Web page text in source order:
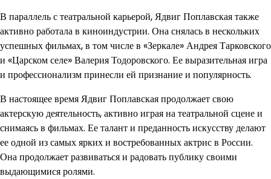
В параллель с театральной карьерой, Ядвиг Поплавская также
активно работала в киноиндустрии. Она снялась в нескольких
успешных фильмах, в том числе в «Зеркале» Андрея Тарковского
и «Царском селе» Валерия Тодоровского. Ее выразительная игра
и профессионализм принесли ей признание и популярность.
В настоящее время Ядвиг Поплавская продолжает свою
актерскую деятельность, активно играя на театральной сцене и
снимаясь в фильмах. Ее талант и преданность искусству делают
ее одной из самых ярких и востребованных актрис в России.
Она продолжает развиваться и радовать публику своими
выдающимися ролями.